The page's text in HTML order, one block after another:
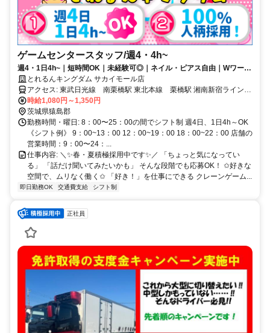
ゲームセンタースタッフ/週4・4h~
週4・1日4h~｜短時間OK｜未経験可◎｜ネイル・ピアス自由｜Wワーク
可｜主婦（夫）さん活躍中
とれるんキングダム サカイモール店
アクセス: 東武日光線 南栗橋駅 東北本線 栗橋駅 湘南新宿ライン
(宇都宮・横須賀線) 古河駅 ★つくば市、土浦市、久喜市、 下妻市、
坂東市、幸手市、五霞町から 通っている方もいらっしゃいます！
時給1,080円～1,350円
茨城県猿島郡
勤務時間・曜日: 8：00〜25：00の間でシフト制 週4日、1日4h～OK
《シフト例》 9：00~13：00 12：00~19：00 18：00~22：00 店舗の
営業時間：9：00〜24：...
仕事内容: ＼✨春・夏積極採用中です✨／ 「ちょっと気になってい
る」 「話だけ聞いてみたいかも」 そんな段階でも応募OK！ ✩好きな
空間で、ムリなく働く✩ 「好き！」を仕事にできる クレーンゲーム...
即日勤務OK 交通費支給 シフト制
正社員